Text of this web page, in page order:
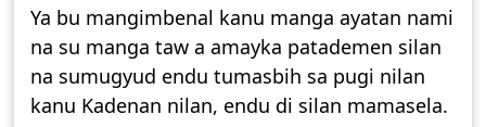
Ya bu mangimbenal kanu manga ayatan nami
na su manga taw a amayka patademen silan
na sumugyud endu tumasbih sa pugi nilan
kanu Kadenan nilan, endu di silan mamasela.